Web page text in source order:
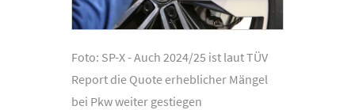
Foto: SP-X - Auch 2024/25 ist laut TÜV
Report die Quote erheblicher Mängel
bei Pkw weiter gestiegen